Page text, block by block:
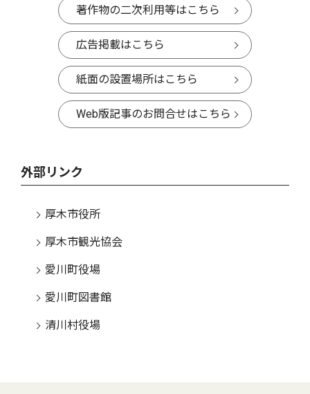
著作物の二次利用等はこちら
広告掲載はこちら
紙面の設置場所はこちら
Web版記事のお問合せはこちら
外部リンク
厚木市役所
厚木市観光協会
愛川町役場
愛川町図書館
清川村役場